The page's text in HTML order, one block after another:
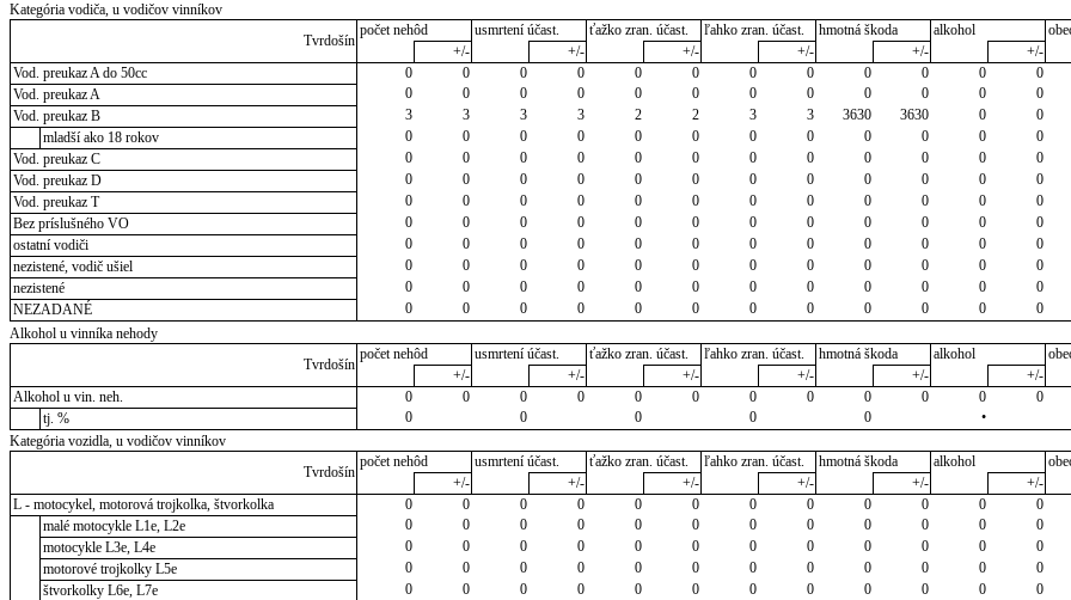
Kategória vodiča, u vodičov vinníkov
Tvrdošín
počet nehôd usmrtení účast. ťažko zran. účast. ľahko zran. účast. hmotná škoda alkohol
+/-
+/- +/- +/- +/- +/-
Vod. preukaz A do 50cc
0 0 0 0 0 0 0 0 0 0 0 0
Vod. preukaz A
0 0 0 0 0 0 0 0 0 0 0 0
Vod. preukaz B
3 3 3 3 2 2 3 3 3630 3630 0 0
mladší ako 18 rokov
0 0 0 0 0 0 0 0 0 0 0 0
Vod. preukaz C
0 0 0 0 0 0 0 0 0 0 0 0
Vod. preukaz D
0 0 0 0 0 0 0 0 0 0 0 0
Vod. preukaz T
0 0 0 0 0 0 0 0 0 0 0 0
Bez príslušného VO
0 0 0 0 0 0 0 0 0 0 0 0
ostatní vodiči
0 0 0 0 0 0 0 0 0 0 0 0
nezistené, vodič ušiel
0 0 0 0 0 0 0 0 0 0 0 0
nezistené
0 0 0 0 0 0 0 0 0 0 0 0
NEZADANÉ
0 0 0 0 0 0 0 0 0 0 0 0
Alkohol u vinníka nehody
Tvrdošín
počet nehôd usmrtení účast. ťažko zran. účast. ľahko zran. účast. hmotná škoda alkohol
+/-
+/- +/- +/- +/- +/-
Alkohol u vin. neh.
0 0 0 0 0 0 0 0 0 0 0 0
tj. %
0 0 0 0 0 •
Kategória vozidla, u vodičov vinníkov
Tvrdošín
počet nehôd usmrtení účast. ťažko zran. účast. ľahko zran. účast. hmotná škoda alkohol
+/-
+/- +/- +/- +/- +/-
L - motocykel, motorová trojkolka, štvorkolka
0 0 0 0 0 0 0 0 0 0 0 0
malé motocykle L1e, L2e
0 0 0 0 0 0 0 0 0 0 0 0
motocykle L3e, L4e
0 0 0 0 0 0 0 0 0 0 0 0
motorové trojkolky L5e
0 0 0 0 0 0 0 0 0 0 0 0
štvorkolky L6e, L7e
0 0 0 0 0 0 0 0 0 0 0 0